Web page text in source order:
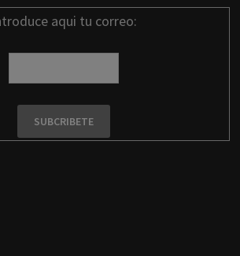
aqui tu correo: